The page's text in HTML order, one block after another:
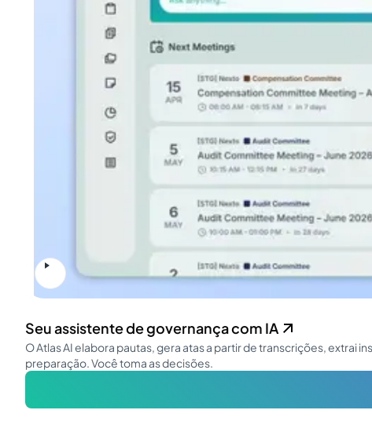
Seu assistente de governança com IA
O Atlas AI elabora pautas, gera atas a partir de transcrições, extrai
preparação. Você toma as decisões.